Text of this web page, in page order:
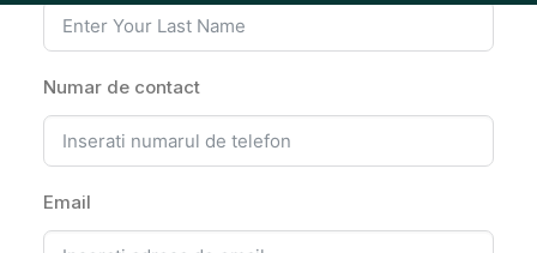
Numar de contact
Email